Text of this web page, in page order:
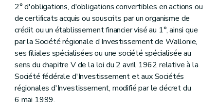
2° d'obligations, d'obligations convertibles en actions ou
de certificats acquis ou souscrits par un organisme de
crédit ou un établissement financier visé au 1°, ainsi que
par la Société régionale d'Investissement de Wallonie,
ses filiales spécialisées ou une société spécialisée au
sens du chapitre V de la loi du 2 avril 1962 relative à la
Société fédérale d'Investissement et aux Sociétés
régionales d'Investissement, modifié par le décret du
6 mai 1999.